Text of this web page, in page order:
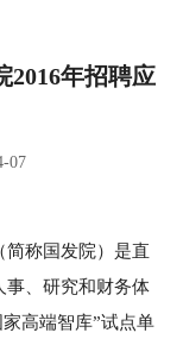
2016年招聘应
07
简称国发院）是直
事、研究和财务体
高端智库”试点单